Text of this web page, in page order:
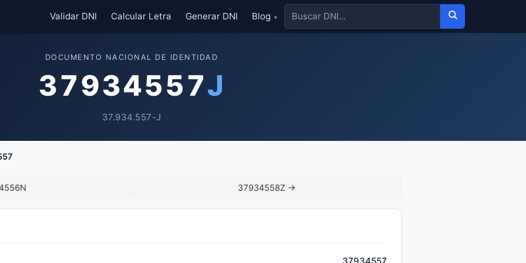
Validar DNI Calcular Letra Generar DNI Blog ▾
DOCUMENTO NACIONAL DE IDENTIDAD
37934557J
37.934.557-J
37934558Z →